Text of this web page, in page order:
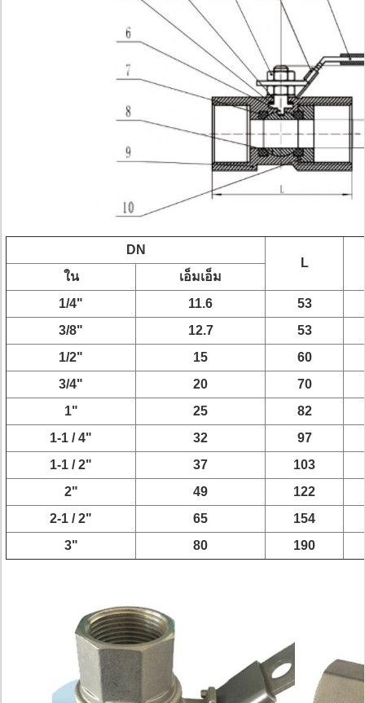
DN
L
ใน
เอ็มเอ็ม
1/4"
11.6
53
3/8"
12.7
53
1/2"
15
60
3/4"
20
70
1"
25
82
1-1 / 4"
32
97
1-1 / 2"
37
103
2"
49
122
2-1 / 2"
65
154
3"
80 190